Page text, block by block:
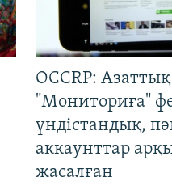
OCCRP:
"Мониториға"
үндістандық,
аккаунттар
жасалған